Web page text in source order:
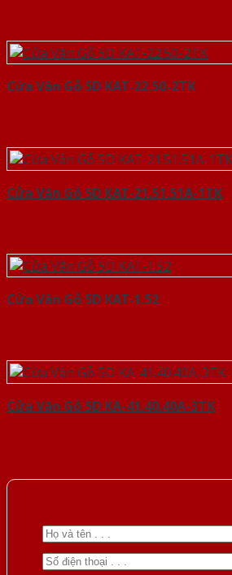
Cửa Vân Gỗ 5D KAT-22.50-2TK
Cửa Vân Gỗ 5D KAT-21.51.51A-1TK
Cửa Vân Gỗ 5D KAT-1.52
Cửa Vân Gỗ 5D KA-41.40.40A-3TK